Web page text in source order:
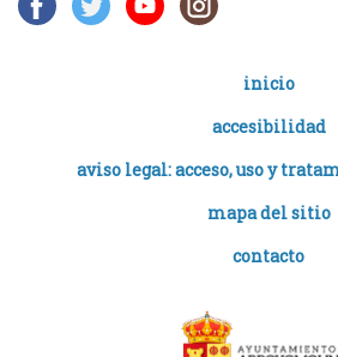
inicio
accesibilidad
aviso legal: acceso, uso y
mapa del sitio
contacto